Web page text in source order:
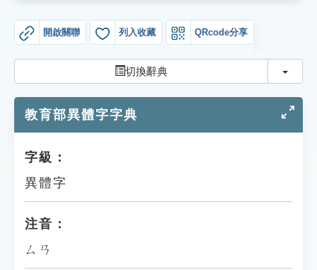
遊戲專區
教學應用
貓頭鷹博士
開啟關聯 列入收藏 QRcode分享
切換辭典 切換
教育部異體字字典
字級：
異體字
注音：
ㄙㄢ